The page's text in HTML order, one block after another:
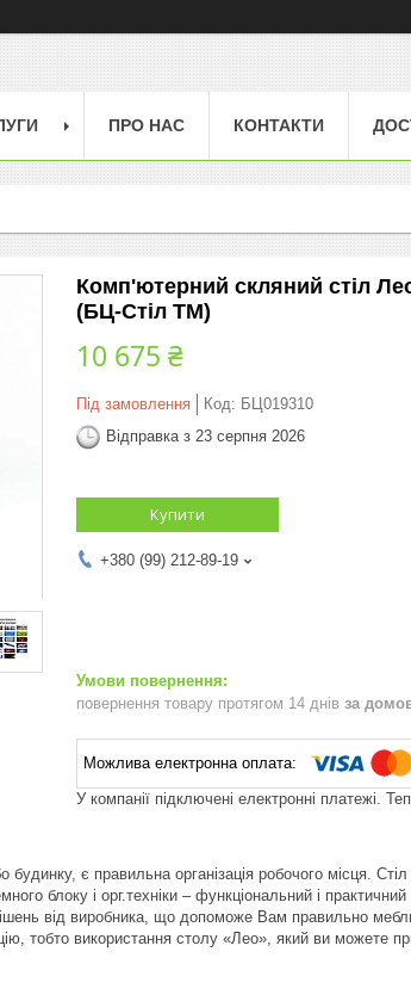
ПРО НАС КОНТАКТИ
Комп'ютерний скляний стіл
(БЦ-Стіл ТМ)
10 675 ₴
Під замовлення Код: БЦ019310
Відправка з 23 серпня 2026
Купити
+380 (99) 212-89-19
повернення товару протягом 14 днів за
У компанії підключені електронні платежі.
будинку, є правильна організація робочого місця.
блоку і орг.техніки – функціональний і
рішень від виробника, що допоможе Вам правильно
тобто використання столу «Лео», який ви можете